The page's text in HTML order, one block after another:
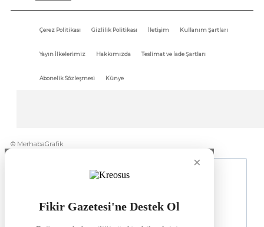
Çerez Politikası Gizlilik Politikası İletişim Kullanım Şartları
Yayın İlkelerimiz Hakkımızda Teslimat ve İade Şartları
Abonelik Sözleşmesi Künye
© MerhabaGrafik
×
Fikir Gazetesi'ne Destek Ol